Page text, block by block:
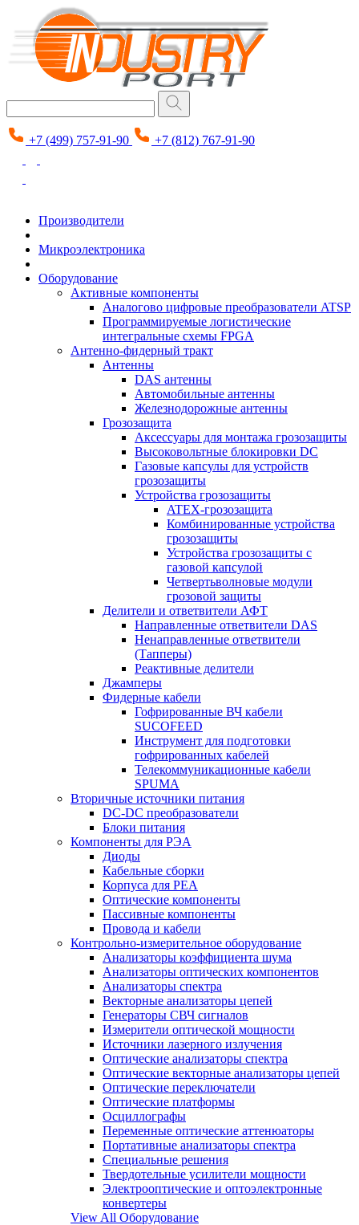
+7 (499) 757-91-90 +7 (812) 767-91-90
Производители
Микроэлектроника
Оборудование
Активные компоненты
Аналогово цифровые преобразователи ATSP
Программируемые логистические
интегральные схемы FPGA
Антенно-фидерный тракт
Антенны
DAS антенны
Автомобильные антенны
Железнодорожные антенны
Грозозащита
Аксессуары для монтажа грозозащиты
Высоковольтные блокировки DC
Газовые капсулы для устройств
грозозащиты
Устройства грозозащиты
ATEX-грозозащита
Комбинированные устройства
грозозащиты
Устройства грозозащиты с
газовой капсулой
Четвертьволновые модули
грозовой защиты
Делители и ответвители АФТ
Направленные ответвители DAS
Ненаправленные ответвители
(Тапперы)
Реактивные делители
Джамперы
Фидерные кабели
Гофрированные ВЧ кабели
SUCOFEED
Инструмент для подготовки
гофрированных кабелей
Телекоммуникационные кабели
SPUMA
Вторичные источники питания
DC-DC преобразователи
Блоки питания
Компоненты для РЭА
Диоды
Кабельные сборки
Корпуса для РЕА
Оптические компоненты
Пассивные компоненты
Провода и кабели
Контрольно-измерительное оборудование
Анализаторы коэффициента шума
Анализаторы оптических компонентов
Анализаторы спектра
Векторные анализаторы цепей
Генераторы СВЧ сигналов
Измерители оптической мощности
Источники лазерного излучения
Оптические анализаторы спектра
Оптические векторные анализаторы цепей
Оптические переключатели
Оптические платформы
Осциллографы
Переменные оптические аттенюаторы
Портативные анализаторы спектра
Специальные решения
Твердотельные усилители мощности
Электрооптические и оптоэлектронные
конвертеры
View All Оборудование